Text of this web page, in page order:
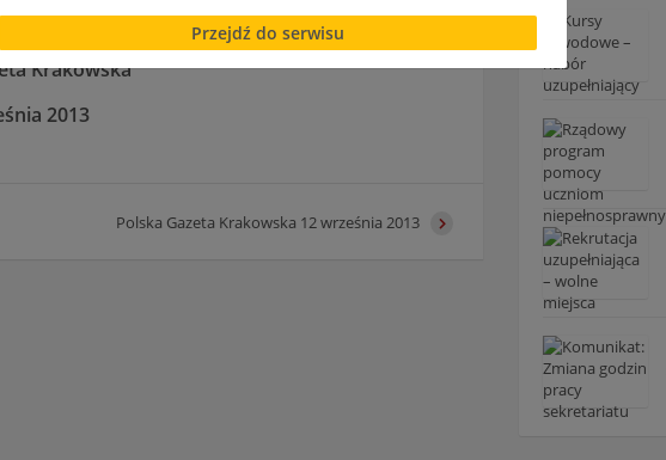
Tarnów milionami”
Krakowska
2013
Polska Gazeta Krakowska 12 września 2013
Przejdź do serwisu